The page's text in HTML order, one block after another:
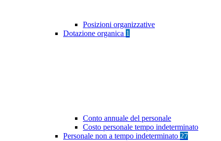
Posizioni organizzative
Dotazione organica 1
Conto annuale del personale
Costo personale tempo indeterminato
Personale non a tempo indeterminato 27